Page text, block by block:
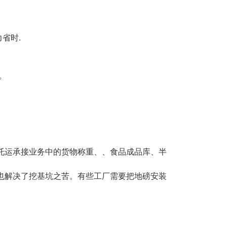
省时.
承接业务中的货物称重、、食品成品库、半
决了挖基坑之苦。有些工厂需要把地磅安装